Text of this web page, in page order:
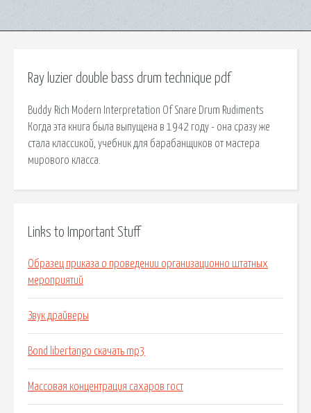
Ray luzier double bass drum technique pdf
Buddy Rich Modern Interpretation Of Snare Drum Rudiments
Когда эта книга была выпущена в 1942 году - она сразу же
стала классикой, учебник для барабанщиков от мастера
мирового класса.
Links to Important Stuff
Образец приказа о проведении организационно штатных
мероприятий
Звук драйверы
Bond libertango скачать mp3
Массовая концентрация сахаров гост